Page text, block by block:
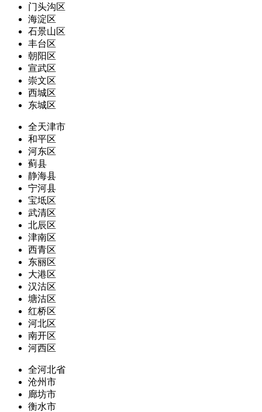
门头沟区
海淀区
石景山区
丰台区
朝阳区
宣武区
崇文区
西城区
东城区
全天津市
和平区
河东区
蓟县
静海县
宁河县
宝坻区
武清区
北辰区
津南区
西青区
东丽区
大港区
汉沽区
塘沽区
红桥区
河北区
南开区
河西区
全河北省
沧州市
廊坊市
衡水市